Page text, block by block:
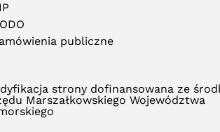
publiczne
strony dofinansowana ze
Marszałkowskiego Województwa